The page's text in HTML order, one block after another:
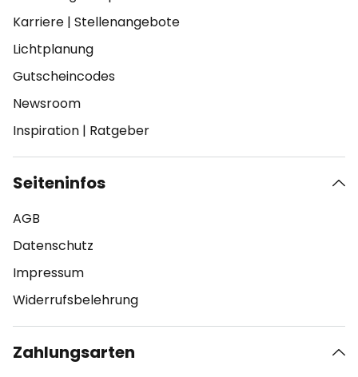
Karriere | Stellenangebote
Lichtplanung
Gutscheincodes
Newsroom
Inspiration | Ratgeber
Seiteninfos
AGB
Datenschutz
Impressum
Widerrufsbelehrung
Zahlungsarten